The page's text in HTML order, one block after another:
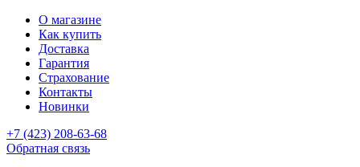
О магазине
Как купить
Доставка
Гарантия
Страхование
Контакты
Новинки
+7 (423) 208-63-68
Обратная связь